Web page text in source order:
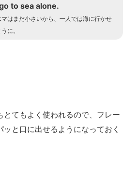
to sea alone.
マはまだ小さいから、一人では海に行かせ
に。
とてもよく使われるので、フレー
ッと口に出せるようになっておく